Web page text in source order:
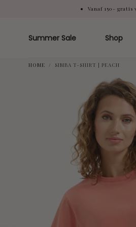
Vanaf 150- gratis
Summer Sale Shop
HOME / SIMBA T-SHIRT | PEACH